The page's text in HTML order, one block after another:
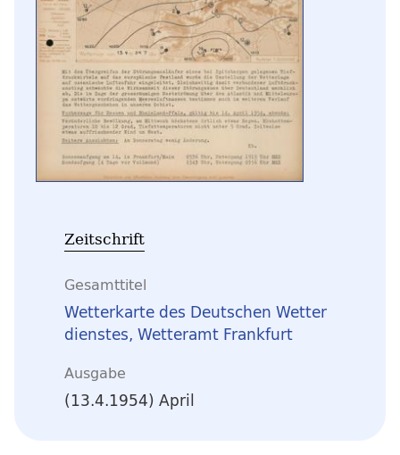
Zeitschrift
Gesamttitel
Wetterkarte des Deutschen Wetter
dienstes, Wetteramt Frankfurt
Ausgabe
(13.4.1954) April